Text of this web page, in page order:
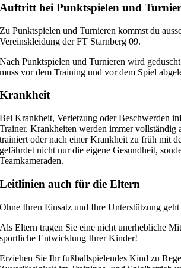
Auftritt bei Punktspielen und
Zu Punktspielen und Turnieren kommst du
Vereinskleidung der FT Starnberg 09.
Nach Punktspielen und Turnieren wird
muss vor dem Training und vor dem Spiel
Krankheit
Bei Krankheit, Verletzung oder Beschwerden
Trainer. Krankheiten werden immer vollständig
trainiert oder nach einer Krankheit zu früh mit
gefährdet nicht nur die eigene Gesundheit,
Teamkameraden.
Leitlinien auch für die Eltern
Ohne Ihren Einsatz und Ihre Unterstützung geht
Als Eltern tragen Sie eine nicht unerhebliche
sportliche Entwicklung Ihrer Kinder!
Erziehen Sie Ihr fußballspielendes Kind zu